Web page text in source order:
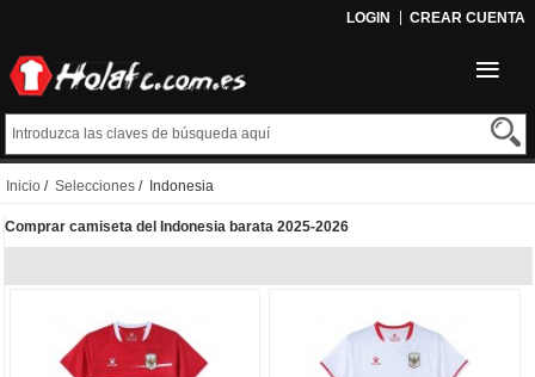
LOGIN CREAR CUENTA
Inicio / Selecciones / Indonesia
Comprar camiseta del Indonesia barata 2025-2026